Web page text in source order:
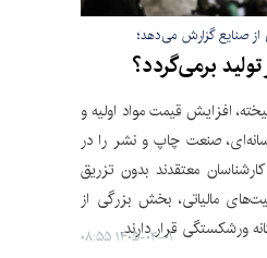
از صنایع گزارش می‌دهد؛
تولید برمی‌گردد؟
افزایش قیمت مواد اولیه و
صنعت چاپ و نشر را در
معتقدند بدون تزریق
مالیاتی، بخش بزرگی از
ورشکستگی قرار دارند.
۱۴۰۵-۰۴-۰۱ ۰۸:۵۵